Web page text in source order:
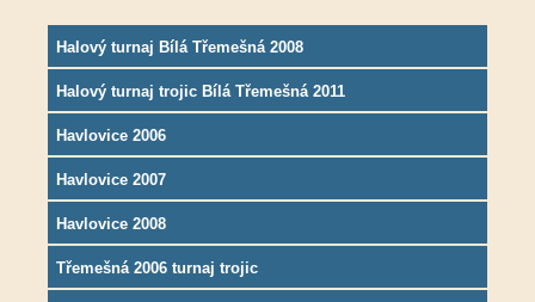
Halový turnaj Bílá Třemešná 2008
Halový turnaj trojic Bílá Třemešná 2011
Havlovice 2006
Havlovice 2007
Havlovice 2008
Třemešná 2006 turnaj trojic